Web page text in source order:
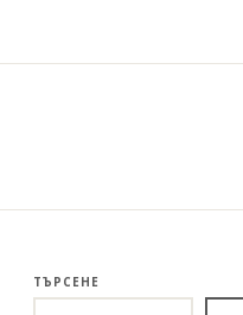
ТЪРСЕНЕ